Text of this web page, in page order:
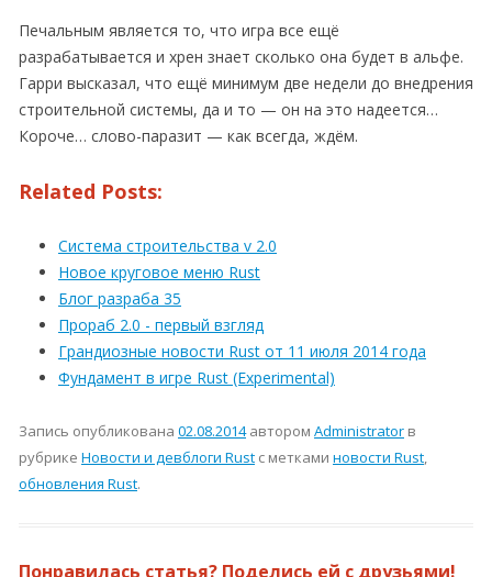
Печальным является то, что игра все ещё
разрабатывается и хрен знает сколько она будет в альфе.
Гарри высказал, что ещё минимум две недели до внедрения
строительной системы, да и то — он на это надеется…
Короче… слово-паразит — как всегда, ждём.
Related Posts:
Система строительства v 2.0
Новое круговое меню Rust
Блог разраба 35
Прораб 2.0 - первый взгляд
Грандиозные новости Rust от 11 июля 2014 года
Фундамент в игре Rust (Experimental)
Запись опубликована 02.08.2014автором Administrator в
рубрике Новости и девблоги Rust с метками новости Rust,
обновления Rust.
Понравилась статья? Поделись ей с друзьями!